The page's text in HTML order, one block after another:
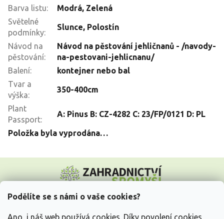
Podělíte se s námi o vaše cookies?
Ano, i náš web používá cookies. Díky povolení cookies
Barva listu: Modrá, Zelená
Světelné
podmínky:
Slunce, Polostín
Návod na
pěstování:
Návod na pěstování jehličnanů - /navody-
na-pestovani-jehlicnanu/
Balení:
kontejner nebo bal
Tvar a
výška:
350-400cm
Plant
Passport:
A: Pinus B: CZ-4282 C: 23/FP/0121 D: PL
Položka byla vyprodána…
p
Vše o nákupu